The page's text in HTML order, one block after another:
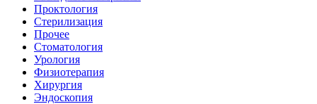
Проктология
Стерилизация
Прочее
Стоматология
Урология
Физиотерапия
Хирургия
Эндоскопия